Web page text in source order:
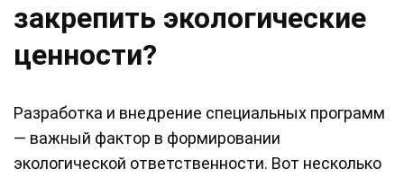
закрепить экологические
ценности?
Разработка и внедрение специальных программ
— важный фактор в формировании
экологической ответственности. Вот несколько